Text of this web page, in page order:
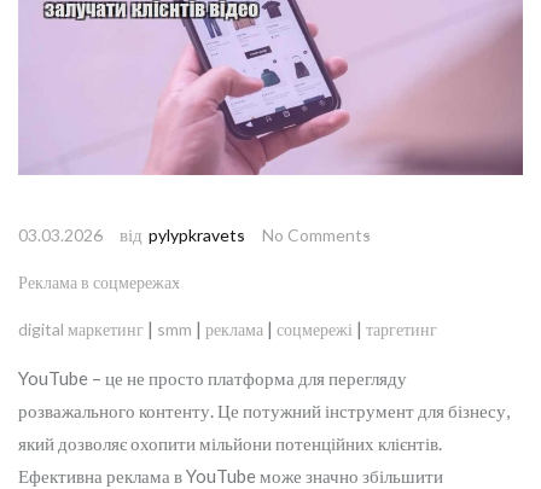
03.03.2026 від pylypkravets No Comments
Реклама в соцмережах
digital маркетинг | smm | реклама | соцмережі | таргетинг
YouTube – це не просто платформа для перегляду
розважального контенту. Це потужний інструмент для бізнесу,
який дозволяє охопити мільйони потенційних клієнтів.
Ефективна реклама в YouTube може значно збільшити